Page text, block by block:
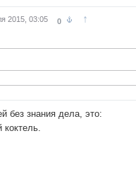
2015, 03:05 0 ↑
без знания дела, это:
коктель.